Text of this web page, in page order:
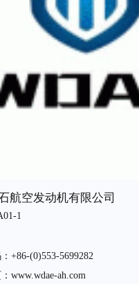
航空发动机有限公司
1
+86-(0)553-5699282
www.wdae-ah.com